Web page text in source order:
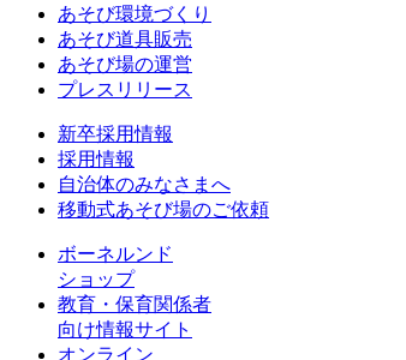
あそび環境づくり
あそび道具販売
あそび場の運営
プレスリリース
新卒採用情報
採用情報
自治体のみなさまへ
移動式あそび場のご依頼
ボーネルンド
ショップ
教育・保育関係者
向け情報サイト
オンライン